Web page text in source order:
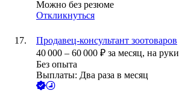
Можно без резюме
Откликнуться
Продавец-консультант зоотоваров
40 000 – 60 000 ₽ за месяц, на руки
Без опыта
Выплаты: Два раза в месяц